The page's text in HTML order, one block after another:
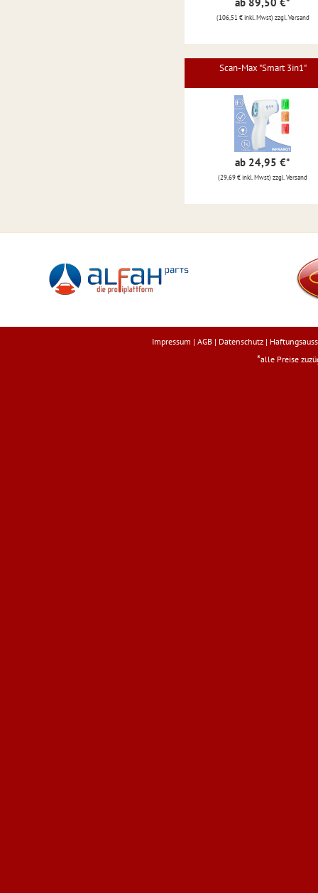
(106,51 € inkl. Mwst) zzgl. Versand
Scan-Max "Smart 3in1"
ab 24,95 €*
(29,69 € inkl. Mwst) zzgl. Versand
Impressum | AGB | Datenschutz |
*alle Preise